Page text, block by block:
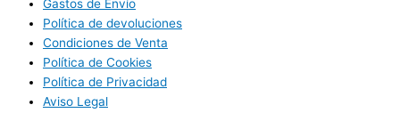
Gastos de Envío
Política de devoluciones
Condiciones de Venta
Política de Cookies
Política de Privacidad
Aviso Legal